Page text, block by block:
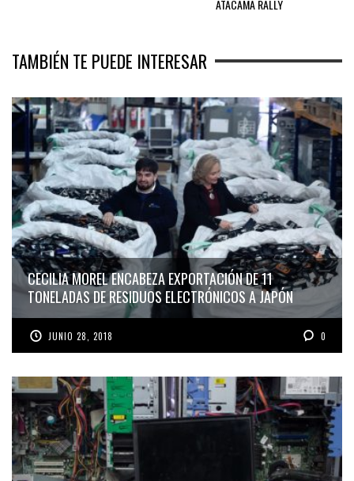
ATACAMA RALLY
TAMBIÉN TE PUEDE INTERESAR
CECILIA MOREL ENCABEZA EXPORTACIÓN DE 11
TONELADAS DE RESIDUOS ELECTRÓNICOS A JAPÓN
JUNIO 28, 2018 0